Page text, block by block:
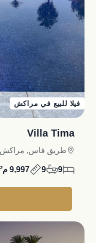
فيلا للبيع في مراكش
Villa Tima
طريق فاس,
9
9 9,997 م²